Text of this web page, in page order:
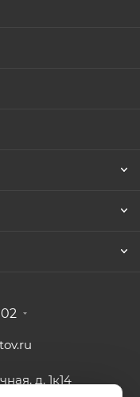
д. 1к14